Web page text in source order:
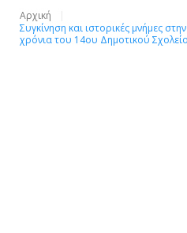
Αρχική
Συγκίνηση και ιστορικές μνήμες
χρόνια του 14ου Δημοτικού